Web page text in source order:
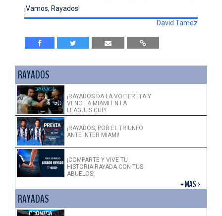
¡Vamos, Rayados!
David Tamez
RAYADOS
¡RAYADOS DA LA VOLTERETA Y
VENCE A MIAMI EN LA
LEAGUES CUP!
¡RAYADOS, POR EL TRIUNFO
ANTE INTER MIAMI!
¡COMPARTE Y VIVE TU
HISTORIA RAYADA CON TUS
ABUELOS!
+ MÁS >
RAYADAS